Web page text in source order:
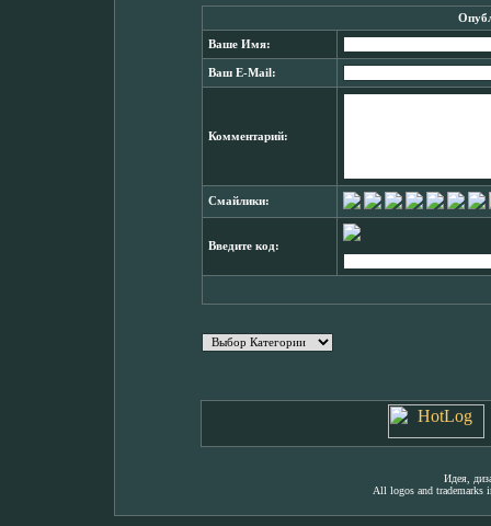
Ваше Имя:
Ваш E-Mail:
Комментарий:
Смайлики:
Введите код:
Идея,
All logos and trademarks